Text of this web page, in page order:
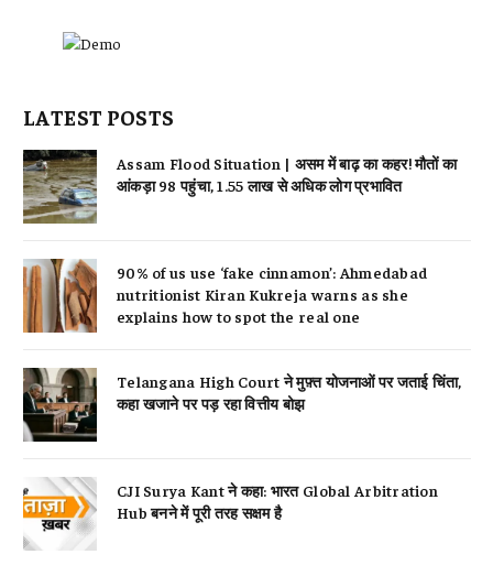
LATEST POSTS
Assam Flood Situation | असम में बाढ़ का कहर! मौतों का
आंकड़ा 98 पहुंचा, 1.55 लाख से अधिक लोग प्रभावित
90% of us use ‘fake cinnamon’: Ahmedabad
nutritionist Kiran Kukreja warns as she
explains how to spot the real one
Telangana High Court ने मुफ़्त योजनाओं पर जताई चिंता,
कहा खजाने पर पड़ रहा वित्तीय बोझ
CJI Surya Kant ने कहा: भारत Global Arbitration
Hub बनने में पूरी तरह सक्षम है